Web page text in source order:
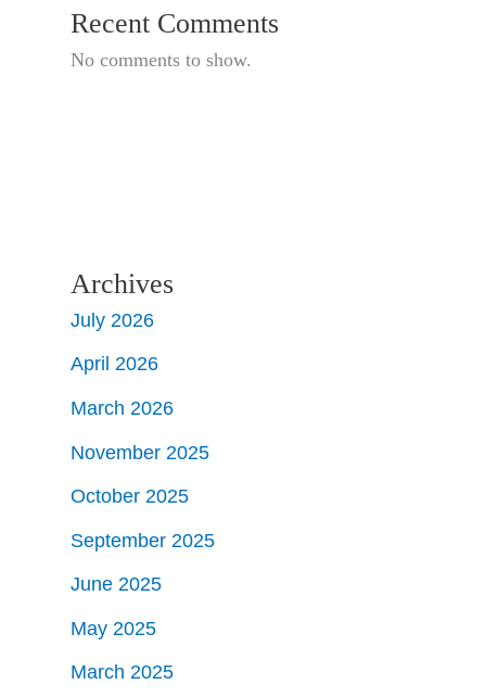
Recent Comments
No comments to show.
Archives
July 2026
April 2026
March 2026
November 2025
October 2025
September 2025
June 2025
May 2025
March 2025